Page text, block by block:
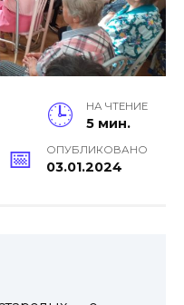
НА ЧТЕНИЕ
5 мин.
ОПУБЛИКОВАНО
03.01.2024